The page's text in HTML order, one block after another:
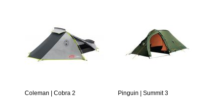
Coleman | Cobra 2 Pinguin | Summit 3